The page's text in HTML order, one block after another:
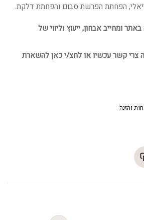
הפחתת הפרשת סבום והפחתת דלקת.
ומחייב אבחון, ייעוץ וליווי של
צרי קשר עכשיו או לחצ/י כאן להשארת
והזנה